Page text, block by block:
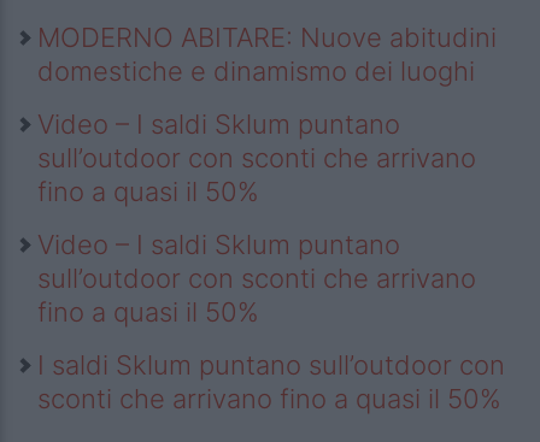
MODERNO ABITARE: Nuove abitudini
domestiche e dinamismo dei luoghi
Video – I saldi Sklum puntano
sull’outdoor con sconti che arrivano
fino a quasi il 50%
Video – I saldi Sklum puntano
sull’outdoor con sconti che arrivano
fino a quasi il 50%
I saldi Sklum puntano sull’outdoor con
sconti che arrivano fino a quasi il 50%